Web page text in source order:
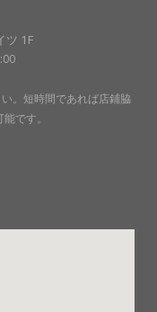
ツ 1F
。短時間であれば店鋪脇
です。